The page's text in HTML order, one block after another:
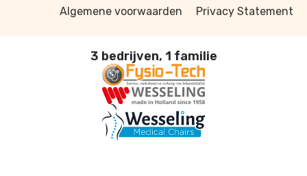
Algemene voorwaarden Privacy Statement
3 bedrijven, 1 familie